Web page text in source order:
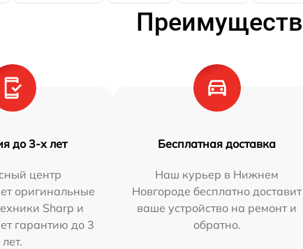
до 3-х лет
центр
оригинальные
Sharp и
гарантию до 3
лет.
Бесплатная доставка
Наш курьер в Нижнем
Новгороде бесплатно доставит
ваше устройство на ремонт и
обратно.